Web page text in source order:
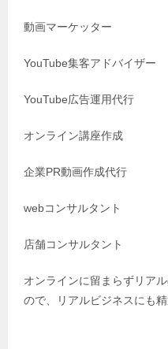
動画マーケッター
YouTube集客アドバイザー
YouTube広告運用代行
オンライン講座作成
企業PR動画作成代行
webコンサルタント
店舗コンサルタント
オンラインに留まらずリア
ので、リアルビジネスにも精